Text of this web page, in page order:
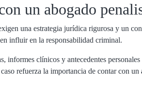
un abogado
una estrategia jurídica rigurosa y un
influir en la responsabilidad criminal.
clínicos y antecedentes
refuerza la importancia de contar con un